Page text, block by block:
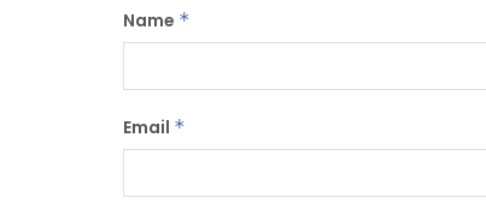
Name *
Email *